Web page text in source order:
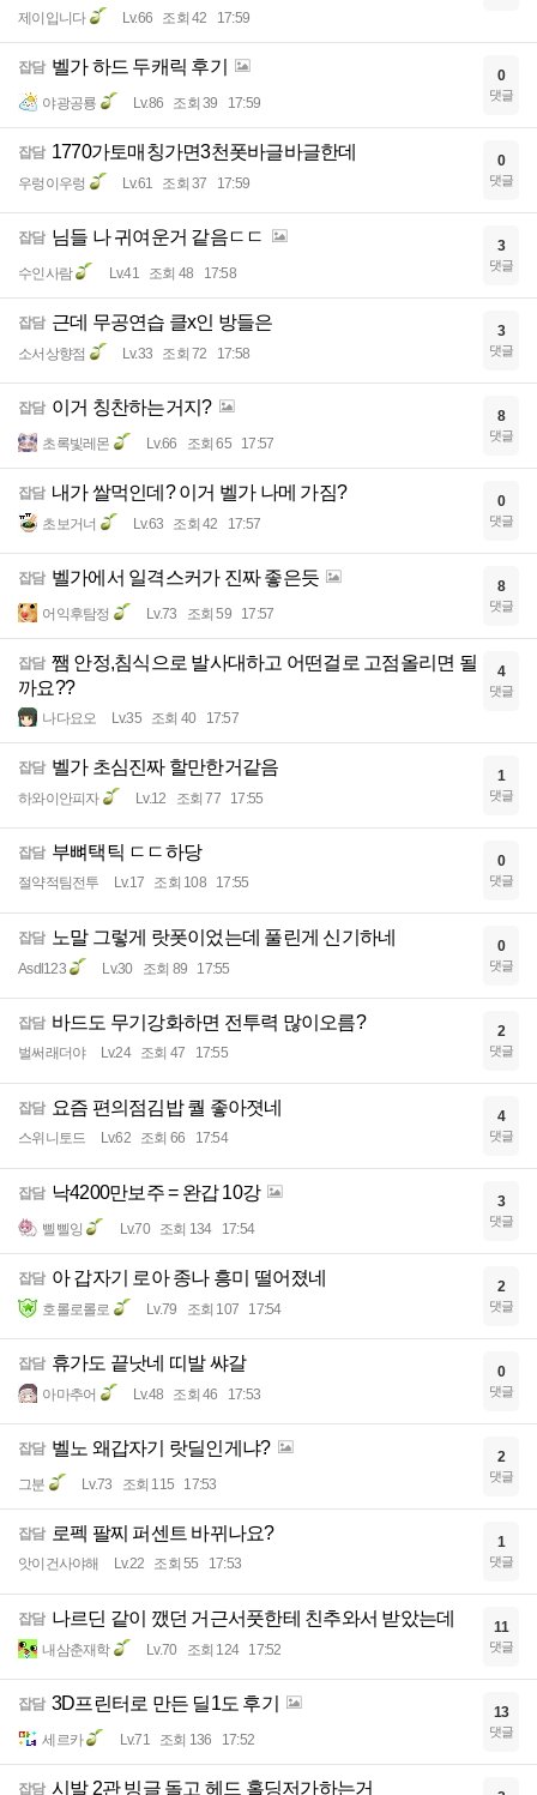
제이입니다 Lv.66 조회 42 17:59
잡담 벨가 하드 두캐릭 후기
야광공룡 Lv.86 조회 39 17:59
0
댓글
잡담 1770가토매칭가면3천폿바글바글한데
우렁이우렁 Lv.61 조회 37 17:59
0
댓글
잡담 님들 나 귀여운거 같음ㄷㄷ
수인사람 Lv.41 조회 48 17:58
3
댓글
잡담 근데 무공연습 클x인 방들은
소서상향점 Lv.33 조회 72 17:58
3
댓글
잡담 이거 칭찬하는거지?
초록빛레몬 Lv.66 조회 65 17:57
8
댓글
잡담 내가 쌀먹인데? 이거 벨가 나메 가짐?
초보거너 Lv.63 조회 42 17:57
0
댓글
잡담 벨가에서 일격스커가 진짜 좋은듯
어익후탐정 Lv.73 조회 59 17:57
8
댓글
잡담 쨈 안정,침식으로 발사대하고 어떤걸로 고점올리면 될
까요??
나다요오 Lv.35 조회 40 17:57
4
댓글
잡담 벨가 초심진짜 할만한거같음
하와이안피자 Lv.12 조회 77 17:55
1
댓글
잡담 부뼈택틱 ㄷㄷ하당
절약적팀전투 Lv.17 조회 108 17:55
0
댓글
잡담 노말 그렇게 랏폿이었는데 풀린게 신기하네
Asdl123 Lv.30 조회 89 17:55
0
댓글
잡담 바드도 무기강화하면 전투력 많이오름?
벌써래더야 Lv.24 조회 47 17:55
2
댓글
잡담 요즘 편의점김밥 퀄 좋아졋네
스위니토드 Lv.62 조회 66 17:54
4
댓글
잡담 낙4200만보주 = 완갑 10강
삘삘잉 Lv.70 조회 134 17:54
3
댓글
잡담 아 갑자기 로아 종나 흥미 떨어졌네
호롤로롤로 Lv.79 조회 107 17:54
2
댓글
잡담 휴가도 끝낫네 띠발 쌰갈
아마추어 Lv.48 조회 46 17:53
0
댓글
잡담 벨노 왜갑자기 랏딜인게냐?
그분 Lv.73 조회 115 17:53
2
댓글
잡담 로펙 팔찌 퍼센트 바뀌나요?
앗이건사야해 Lv.22 조회 55 17:53
1
댓글
잡담 나르딘 같이 깼던 거근서풋한테 친추와서 받았는데
내삼춘재학 Lv.70 조회 124 17:52
11
댓글
잡담 3D프린터로 만든 딜1도 후기
세르카 Lv.71 조회 136 17:52
13
댓글
잡담 시발 2관 빙글 돌고 헤드 홀딩저가하는거